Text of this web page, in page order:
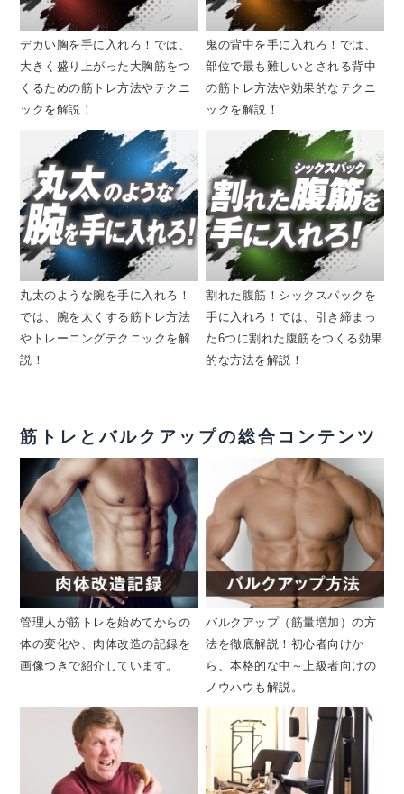
デカい胸を手に入れろ！では、
大きく盛り上がった大胸筋をつ
くるための筋トレ方法やテクニ
ックを解説！
鬼の背中を手に入れろ！では、
部位で最も難しいとされる背中
の筋トレ方法や効果的なテクニ
ックを解説！
丸太のような腕を手に入れろ！
では、腕を太くする筋トレ方法
やトレーニングテクニックを解
説！
割れた腹筋！シックスパックを
手に入れろ！では、引き締まっ
た6つに割れた腹筋をつくる効果
的な方法を解説！
筋トレとバルクアップの総合コンテンツ
管理人が筋トレを始めてからの
体の変化や、肉体改造の記録を
画像つきで紹介しています。
バルクアップ（筋量増加）の方
法を徹底解説！初心者向けか
ら、本格的な中～上級者向けの
ノウハウも解説。